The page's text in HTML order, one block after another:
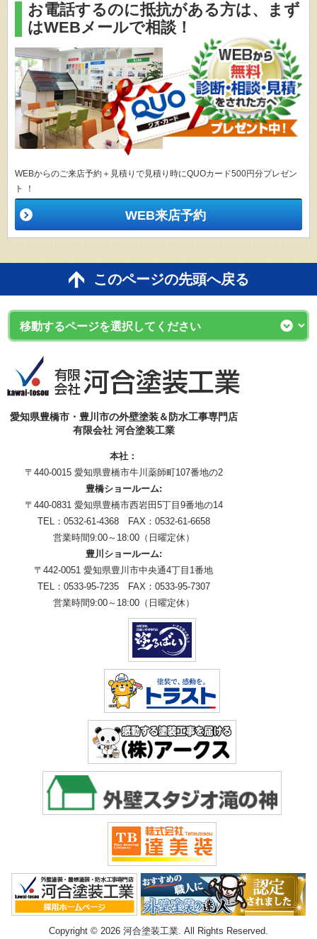
お電話するのに抵抗がある方は、
まず
はWEBメールで相談！
WEBからのご来店予約＋見積りで見積り時にQUOカード500円分プレゼン
ト ！
WEB来店予約
このページの先頭へ戻る
愛知県豊橋市・豊川市の外壁塗装＆防水工事専門店
有限会社 河合塗装工業
本社：
〒440-0015 愛知県豊橋市牛川薬師町107番地の2
豊橋ショールーム:
〒440-0831 愛知県豊橋市西岩田5丁目9番地の14
TEL：0532-61-4368 FAX：0532-61-6658
営業時間9:00～18:00（日曜定休）
豊川ショールーム:
〒442-0051 愛知県豊川市中央通4丁目1番地
TEL：0533-95-7235 FAX：0533-95-7307
営業時間9:00～18:00（日曜定休）
Copyright © 2026 河合塗装工業. All Rights Reserved.